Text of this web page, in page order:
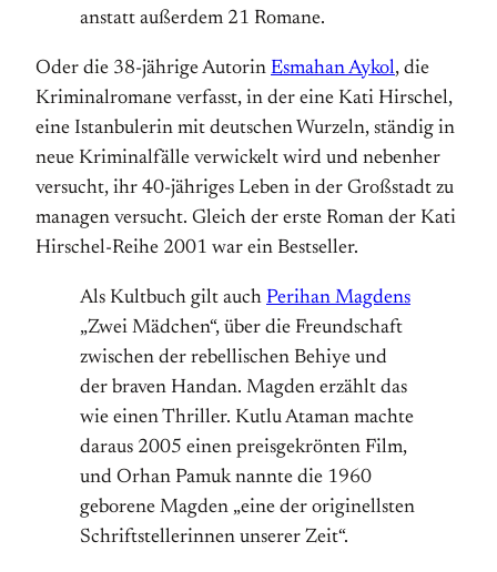
anstatt außerdem 21 Romane.
Oder die 38-jährige Autorin Esmahan Aykol, die
Kriminalromane verfasst, in der eine Kati Hirschel,
eine Istanbulerin mit deutschen Wurzeln, ständig in
neue Kriminalfälle verwickelt wird und nebenher
versucht, ihr 40-jähriges Leben in der Großstadt zu
managen versucht. Gleich der erste Roman der Kati
Hirschel-Reihe 2001 war ein Bestseller.
Als Kultbuch gilt auch Perihan Magdens
„Zwei Mädchen“, über die Freundschaft
zwischen der rebellischen Behiye und
der braven Handan. Magden erzählt das
wie einen Thriller. Kutlu Ataman machte
daraus 2005 einen preisgekrönten Film,
und Orhan Pamuk nannte die 1960
geborene Magden „eine der originellsten
Schriftstellerinnen unserer Zeit“.